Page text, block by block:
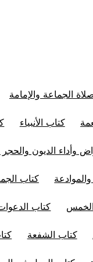
الجماعة والإمامة
كتاب الأنبياء
وأداء الديون
كتاب
كتاب
كتاب الشفعة